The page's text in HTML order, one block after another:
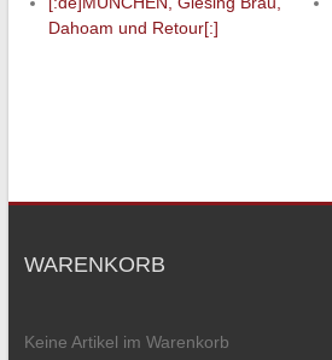
Dahoam und Retour[:]
WARENKORB
Keine Artikel im Warenkorb